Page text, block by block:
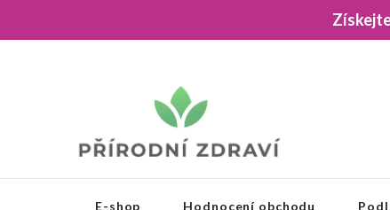
E-shop Hodnocení obchodu